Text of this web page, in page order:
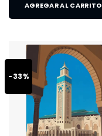
AGREGAR AL CARRITO
-33%